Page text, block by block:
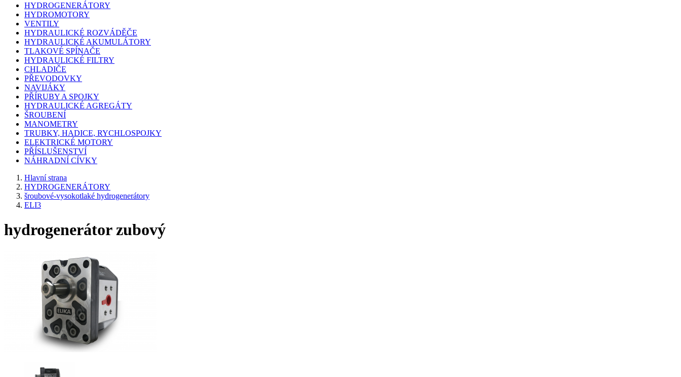
HYDROGENERÁTORY
HYDROMOTORY
VENTILY
HYDRAULICKÉ ROZVÁDĚČE
HYDRAULICKÉ AKUMULÁTORY
TLAKOVÉ SPÍNAČE
HYDRAULICKÉ FILTRY
CHLADIČE
PŘEVODOVKY
NAVIJÁKY
PŘÍRUBY A SPOJKY
HYDRAULICKÉ AGREGÁTY
ŠROUBENÍ
MANOMETRY
TRUBKY, HADICE, RYCHLOSPOJKY
ELEKTRICKÉ MOTORY
PŘÍSLUŠENSTVÍ
NÁHRADNÍ CÍVKY
Hlavní strana
HYDROGENERÁTORY
šroubové-vysokotlaké hydrogenerátory
ELI3
hydrogenerátor zubový